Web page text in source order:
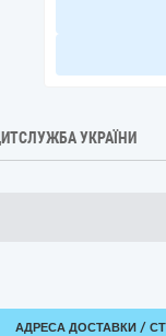
УКРАЇНИ
АДРЕСА ДОСТАВКИ /